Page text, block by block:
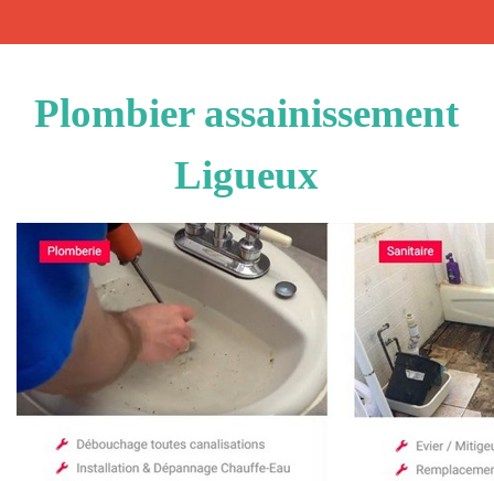
Plombier assainissement
Ligueux